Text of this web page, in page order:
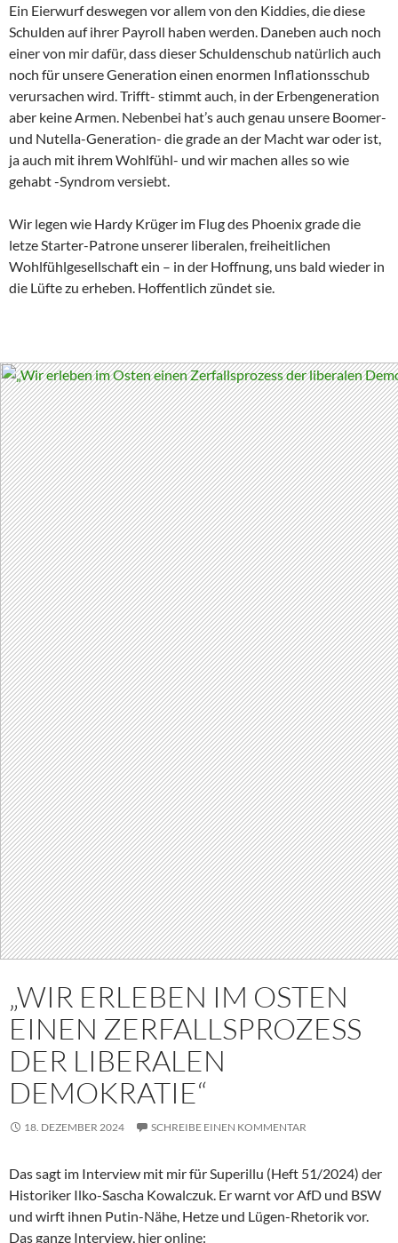
Ein Eierwurf deswegen vor allem von den Kiddies, die diese
Schulden auf ihrer Payroll haben werden. Daneben auch noch
einer von mir dafür, dass dieser Schuldenschub natürlich auch
noch für unsere Generation einen enormen Inflationsschub
verursachen wird. Trifft- stimmt auch, in der Erbengeneration
aber keine Armen. Nebenbei hat’s auch genau unsere Boomer-
und Nutella-Generation- die grade an der Macht war oder ist,
ja auch mit ihrem Wohlfühl- und wir machen alles so wie
gehabt -Syndrom versiebt.
Wir legen wie Hardy Krüger im Flug des Phoenix grade die
letze Starter-Patrone unserer liberalen, freiheitlichen
Wohlfühlgesellschaft ein – in der Hoffnung, uns bald wieder in
die Lüfte zu erheben. Hoffentlich zündet sie.
„WIR ERLEBEN IM OSTEN
EINEN ZERFALLSPROZESS
DER LIBERALEN
DEMOKRATIE“
18. DEZEMBER 2024 SCHREIBE EINEN KOMMENTAR
Das sagt im Interview mit mir für Superillu (Heft 51/2024) der
Historiker Ilko-Sascha Kowalczuk. Er warnt vor AfD und BSW
und wirft ihnen Putin-Nähe, Hetze und Lügen-Rhetorik vor.
Das ganze Interview, hier online: